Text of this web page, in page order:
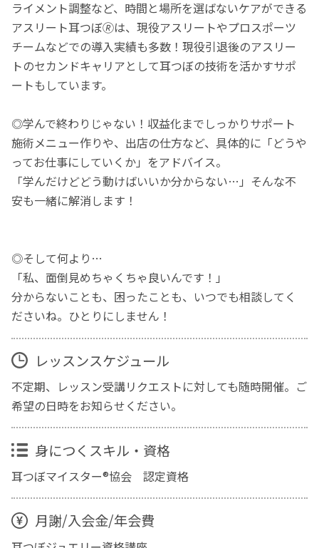
ライメント調整など、時間と場所を選ばないケアができる
アスリート耳つぼ🄬は、現役アスリートやプロスポーツ
チームなどでの導入実績も多数！現役引退後のアスリー
トのセカンドキャリアとして耳つぼの技術を活かすサポ
ートもしています。
◎学んで終わりじゃない！収益化までしっかりサポート
施術メニュー作りや、出店の仕方など、具体的に「どうや
ってお仕事にしていくか」をアドバイス。
「学んだけどどう動けばいいか分からない…」そんな不
安も一緒に解消します！
◎そして何より…
「私、面倒見めちゃくちゃ良いんです！」
分からないことも、困ったことも、いつでも相談してく
ださいね。ひとりにしません！
レッスンスケジュール
不定期、レッスン受講リクエストに対しても随時開催。ご
希望の日時をお知らせください。
身につくスキル・資格
耳つぼマイスター®協会 認定資格
月謝/入会金/年会費